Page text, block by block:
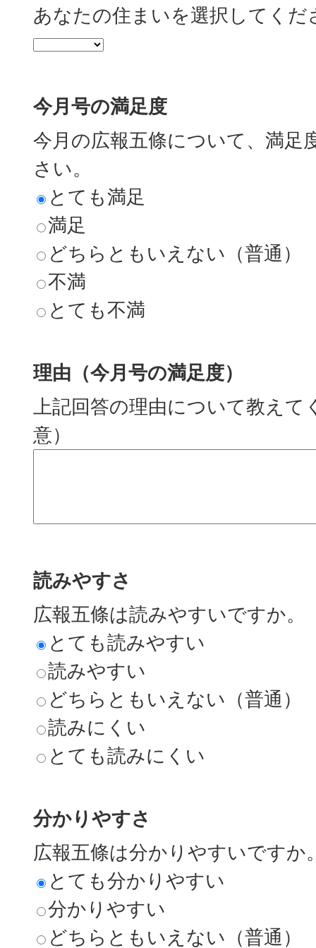
あなたの住まいを選択してくだ
今月号の満足度
今月の広報五條について、満足
さい。
とても満足
満足
どちらともいえない（普通）
不満
とても不満
理由（今月号の満足度）
上記回答の理由について教えて
意）
読みやすさ
広報五條は読みやすいですか。
とても読みやすい
読みやすい
どちらともいえない（普通）
読みにくい
とても読みにくい
分かりやすさ
広報五條は分かりやすいですか
とても分かりやすい
分かりやすい
どちらともいえない（普通）